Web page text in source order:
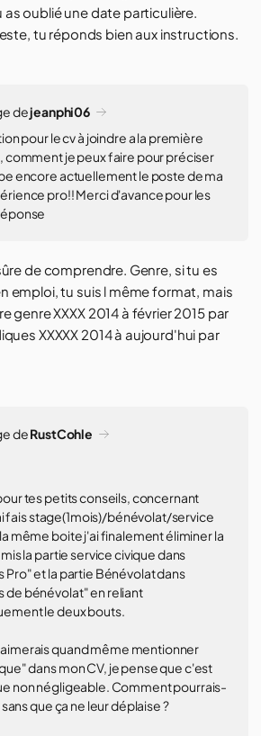
oublié une date particulière.
tu réponds bien aux instructions.
dejeanphi06
pour le cv à joindre a la première
comment je peux faire pour préciser
encore actuellement le poste de ma
pro!! Merci d'avance pour les
de comprendre. Genre, si tu es
emploi, tu suis l même format, mais
genre XXXX 2014 à février 2015 par
XXXXX 2014 à aujourd'hui par
deRustCohle
tes petits conseils, concernant
fais stage(1mois)/bénévolat/service
même boite j'ai finalement éliminer la
la partie service civique dans
Pro" et la partie Bénévolat dans
de bénévolat" en reliant
le deux bouts.
quand même mentionner
dans mon CV, je pense que c'est
non négligeable. Comment pourrais-
que ça ne leur déplaise ?